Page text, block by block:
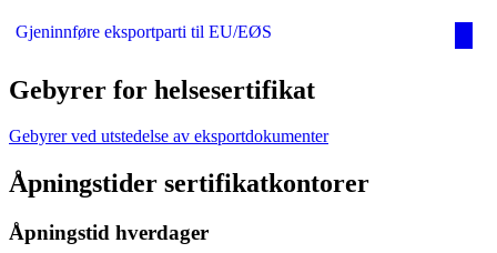
Gjeninnføre eksportparti til EU/EØS
Gebyrer for helsesertifikat
Gebyrer ved utstedelse av eksportdokumenter
Åpningstider sertifikatkontorer
Åpningstid hverdager